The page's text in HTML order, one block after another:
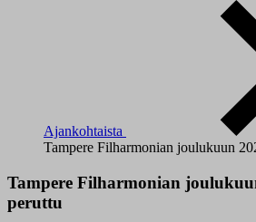
Ajankohtaista
Tampere Filharmonian joulukuun
Tampere Filharmonian
peruttu